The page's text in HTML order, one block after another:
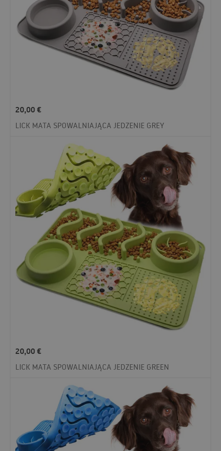
20,00€
LICK MATA SPOWALNIAJĄCA JEDZENIE GREY
20,00€
LICK MATA SPOWALNIAJĄCA JEDZENIE GREEN